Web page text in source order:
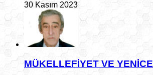
30 Kasım 2023
MÜKELLEFİYET VE YENİCE